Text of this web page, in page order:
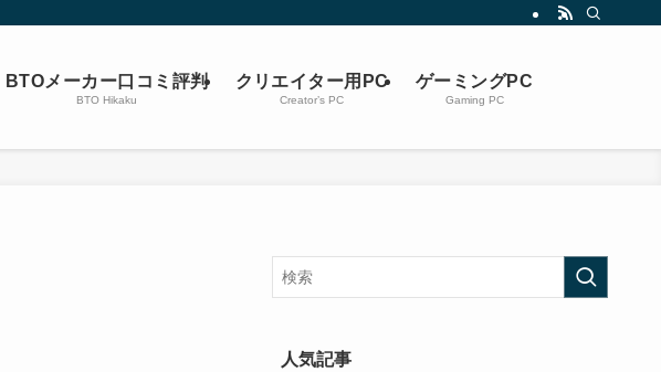
BTOメーカー口コミ評判
BTO Hikaku
クリエイター用PC
Creator’s PC
ゲーミングPC
Gaming PC
人気記事